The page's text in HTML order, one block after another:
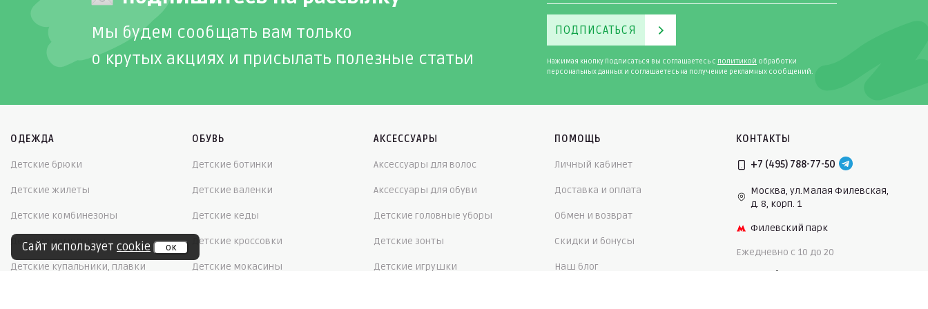
Мы будем сообщать вам только
о крутых акциях и присылать полезные статьи
ПОДПИСАТЬСЯ
Нажимая кнопку Подписаться вы соглашаетесь с политикой обработки
персональных данных и соглашаетесь на получение рекламных сообщений.
ОДЕЖДА
Детские брюки
Детские жилеты
Детские комбинезоны
Детские комплекты
Детские купальники, плавки
ОБУВЬ
Детские ботинки
Детские валенки
Детские кеды
Детские кроссовки
Детские мокасины
АКСЕССУАРЫ
Аксессуары для волос
Аксессуары для обуви
Детские головные уборы
Детские зонты
Детские игрушки
ПОМОЩЬ
Личный кабинет
Доставка и оплата
Обмен и возврат
Скидки и бонусы
Наш блог
КОНТАКТЫ
+7 (495) 788-77-50
Москва, ул.Малая Филевская,
д. 8, корп. 1
Филевский парк
Ежедневно c 10 до 20
Сайт использует cookie ок